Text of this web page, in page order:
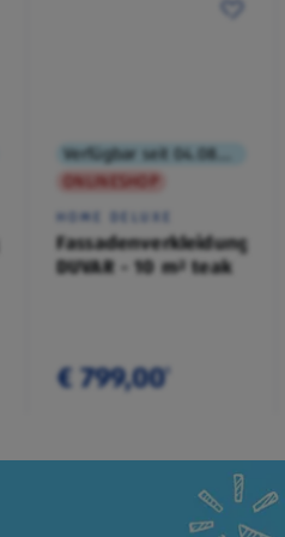
ONLINESHOP
HOME DELUXE
Fassadenverkleidung
DUVAR - 10 m² teak
€ 799,00¹